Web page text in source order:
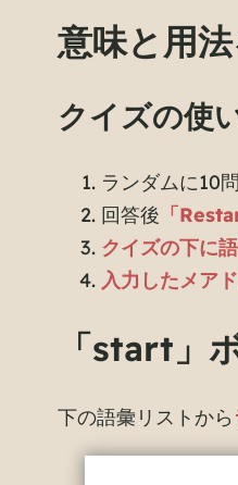
意味と用
クイズの使
ランダムに10
回答後 「
クイズの下に
入力したメア
「start」
下の語彙リストから